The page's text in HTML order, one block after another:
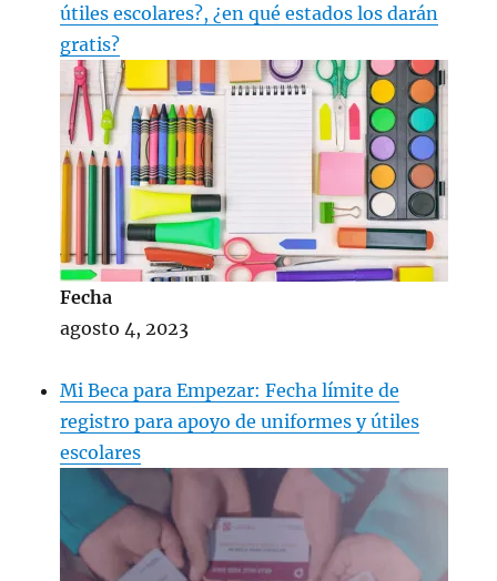
útiles escolares?, ¿en qué estados los darán
gratis?
Fecha
agosto 4, 2023
Mi Beca para Empezar: Fecha límite de
registro para apoyo de uniformes y útiles
escolares